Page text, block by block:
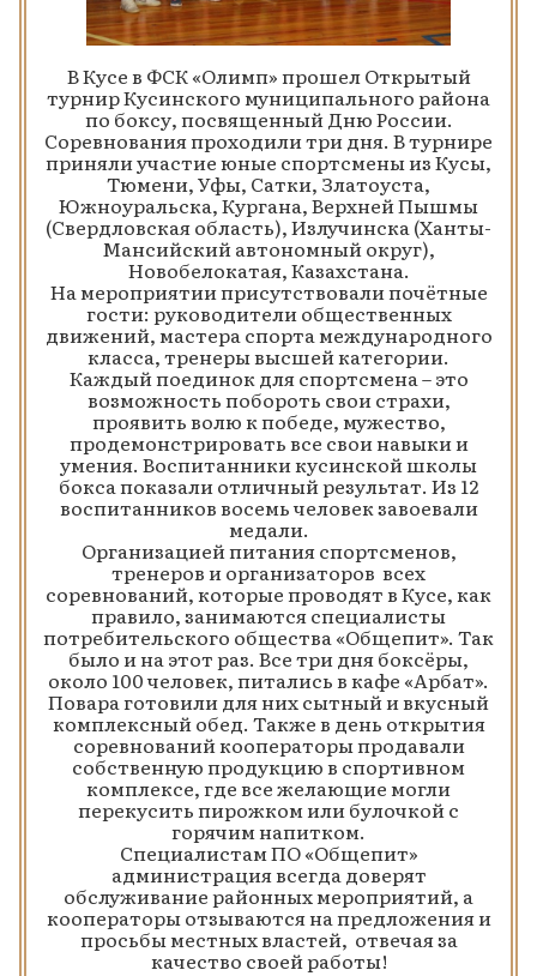
В Кусе в ФСК «Олимп» прошел Открытый
турнир Кусинского муниципального района
по боксу, посвященный Дню России.
Соревнования проходили три дня. В турнире
приняли участие юные спортсмены из Кусы,
Тюмени, Уфы, Сатки, Златоуста,
Южноуральска, Кургана, Верхней Пышмы
(Свердловская область), Излучинска (Ханты-
Мансийский автономный округ),
Новобелокатая, Казахстана.
На мероприятии присутствовали почётные
гости: руководители общественных
движений, мастера спорта международного
класса, тренеры высшей категории.
Каждый поединок для спортсмена – это
возможность побороть свои страхи,
проявить волю к победе, мужество,
продемонстрировать все свои навыки и
умения. Воспитанники кусинской школы
бокса показали отличный результат. Из 12
воспитанников восемь человек завоевали
медали.
Организацией питания спортсменов,
тренеров и организаторов всех
соревнований, которые проводят в Кусе, как
правило, занимаются специалисты
потребительского общества «Общепит». Так
было и на этот раз. Все три дня боксёры,
около 100 человек, питались в кафе «Арбат».
Повара готовили для них сытный и вкусный
комплексный обед. Также в день открытия
соревнований кооператоры продавали
собственную продукцию в спортивном
комплексе, где все желающие могли
перекусить пирожком или булочкой с
горячим напитком.
Специалистам ПО «Общепит»
администрация всегда доверят
обслуживание районных мероприятий, а
кооператоры отзываются на предложения и
просьбы местных властей, отвечая за
качество своей работы!